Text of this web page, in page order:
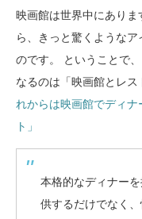
映画館は世界中にあり
ら、きっと驚くような
のです。 ということで
なるのは「映画館とレス
れからは映画館でディ
ト」
本格的なディナー
供するだけでなく